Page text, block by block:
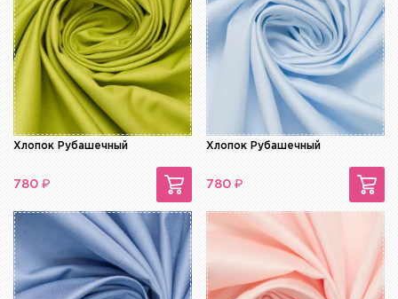
Хлопок Рубашечный
780 ₽
Хлопок Рубашечный
780 ₽